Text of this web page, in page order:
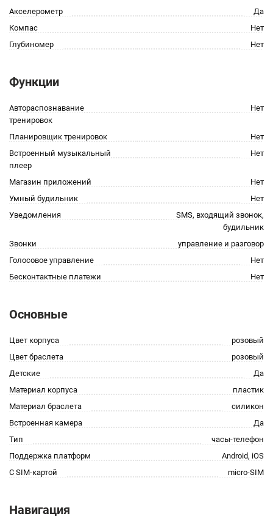
Акселерометр
Да
Компас
Нет
Глубиномер
Нет
Функции
Автораспознавание
тренировок
Нет
Планировщик тренировок
Нет
Встроенный музыкальный
плеер
Нет
Магазин приложений
Нет
Умный будильник
Нет
Уведомления
SMS, входящий звонок,
будильник
Звонки
управление и разговор
Голосовое управление
Нет
Бесконтактные платежи
Нет
Основные
Цвет корпуса
розовый
Цвет браслета
розовый
Детские
Да
Материал корпуса
пластик
Материал браслета
силикон
Встроенная камера
Да
Тип
часы-телефон
Поддержка платформ
Android, iOS
С SIM-картой
micro-SIM
Навигация